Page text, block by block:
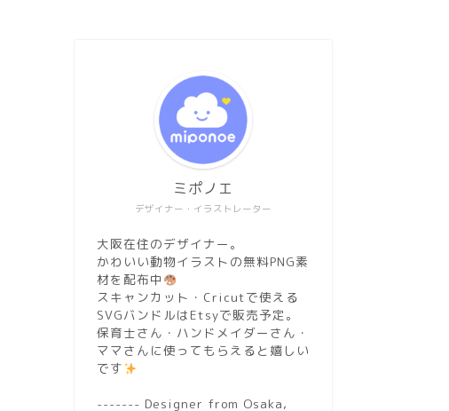
デザイナー・イラストレーター
ミポノエ
大阪在住のデザイナー。
かわいい動物イラストの無料PNG素
材を配布中
スキャンカット・Cricutで使える
SVGバンドルはEtsyで販売予定。
保育士さん・ハンドメイダーさん・
ママさんに使ってもらえると嬉しい
です
------- Designer from Osaka,